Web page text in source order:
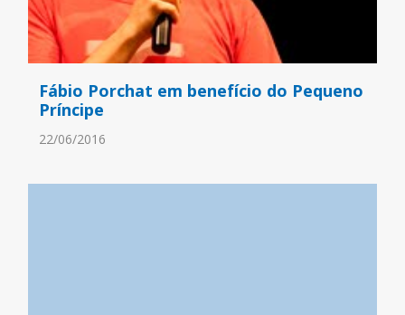
Fábio Porchat em benefício do Pequeno
Príncipe
22/06/2016